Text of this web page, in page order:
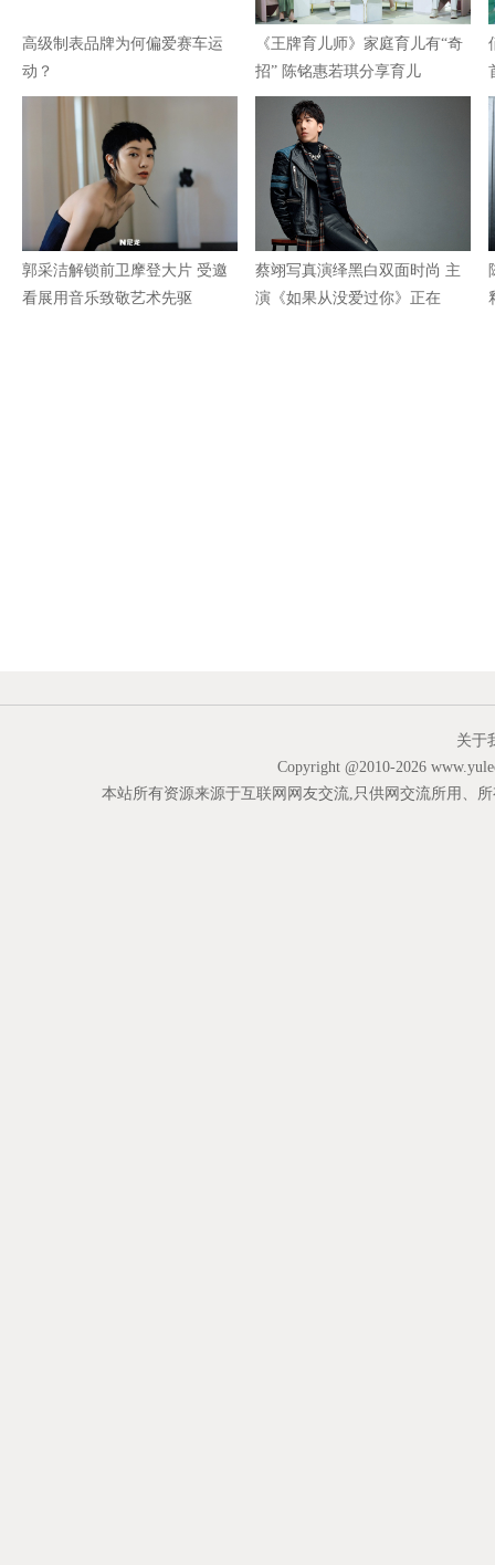
高级制表品牌为何偏爱赛车运
动？
《王牌育儿师》家庭育儿有“奇
招” 陈铭惠若琪分享育儿
郭采洁解锁前卫摩登大片 受邀
看展用音乐致敬艺术先驱
蔡翊写真演绎黑白双面时尚 主
演《如果从没爱过你》正在
关于
Copyright @2010-2026
本站所有资源来源于互联网网友交流,只供网交流所用、